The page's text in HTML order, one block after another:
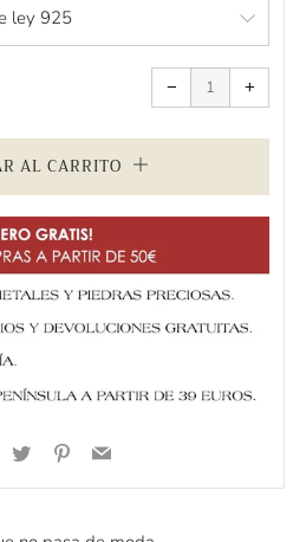
−
Quitar
a
cantidad
de
+a
de
AL CARRITO
Facebook
Twitter Pinterest
Email